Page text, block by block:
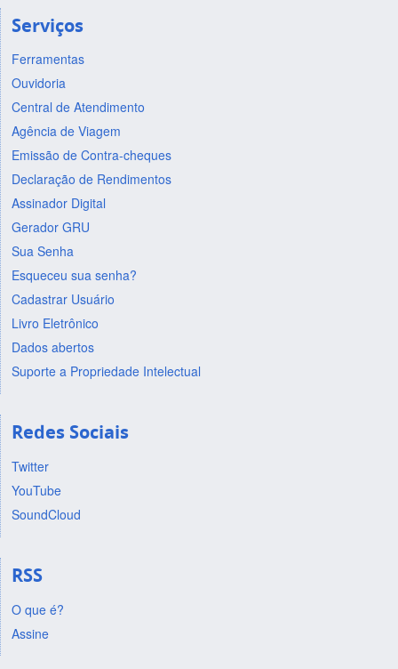
Serviços
Ferramentas
Ouvidoria
Central de Atendimento
Agência de Viagem
Emissão de Contra-cheques
Declaração de Rendimentos
Assinador Digital
Gerador GRU
Sua Senha
Esqueceu sua senha?
Cadastrar Usuário
Livro Eletrônico
Dados abertos
Suporte a Propriedade Intelectual
Redes Sociais
Twitter
YouTube
SoundCloud
RSS
O que é?
Assine